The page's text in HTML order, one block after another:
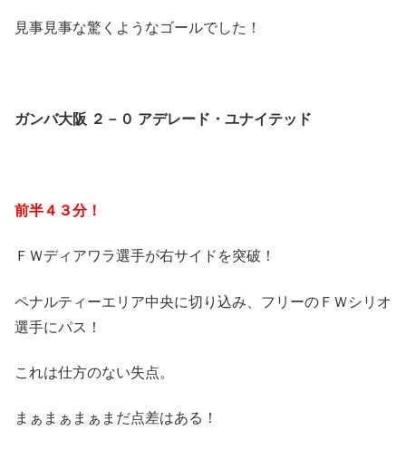
見事見事な驚くようなゴールでした！
ガンバ大阪 ２－０ アデレード・ユナイテッド
前半４３分！
ＦＷディアワラ選手が右サイドを突破！
ペナルティーエリア中央に切り込み、フリーのＦＷシリオ
選手にパス！
これは仕方のない失点。
まぁまぁまぁまだ点差はある！